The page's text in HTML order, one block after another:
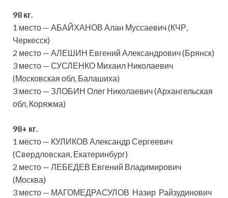
98 кг.
1 место — АБАЙХАНОВ Алан Муссаевич (КЧР,
Черкесск)
2 место — АЛЕШИН Евгений Александрович (Брянск)
3 место — СУСЛЕНКО Михаил Николаевич
(Московская обл, Балашиха)
3 место — ЗЛОБИН Олег Николаевич (Архангельская
обл, Коряжма)
98+ кг.
1 место — КУЛИКОВ Александр Сергеевич
(Свердловская, Екатеринбург)
2 место — ЛЕБЕДЕВ Евгений Владимирович
(Москва)
3 место — МАГОМЕДРАСУЛОВ Назир Райзудинович